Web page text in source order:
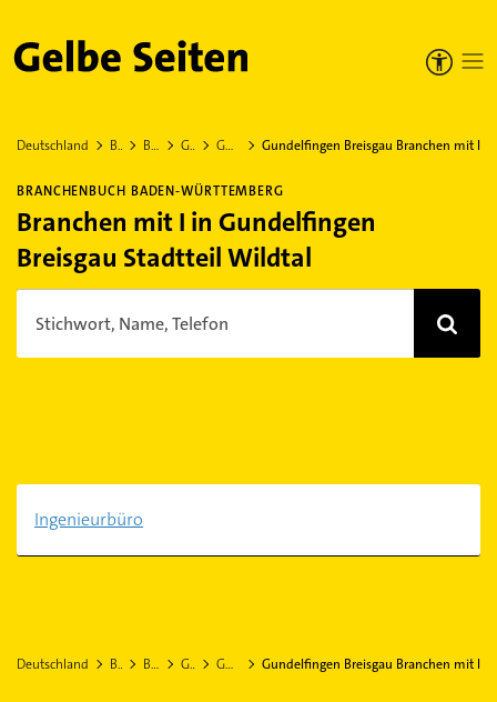
Gelbe Seiten
Deutschland Baden-Württemberg Breisgau-Hochschwarzwald Gundelfingen Breisgau Gundelfingen Breisgau Stadtteil Wildtal Gundelfingen Breisgau Branchen mit I
BRANCHENBUCH BADEN-WÜRTTEMBERG
Branchen mit I in Gundelfingen
Breisgau Stadtteil Wildtal
Stichwort, Name, Telefon
Ingenieurbüro
Deutschland Baden-Württemberg Breisgau-Hochschwarzwald Gundelfingen Breisgau Gundelfingen Breisgau Stadtteil Wildtal Gundelfingen Breisgau Branchen mit I